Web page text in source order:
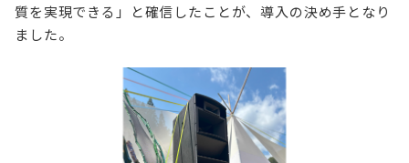
質を実現できる」と確信したことが、導入の決め手となり
ました。